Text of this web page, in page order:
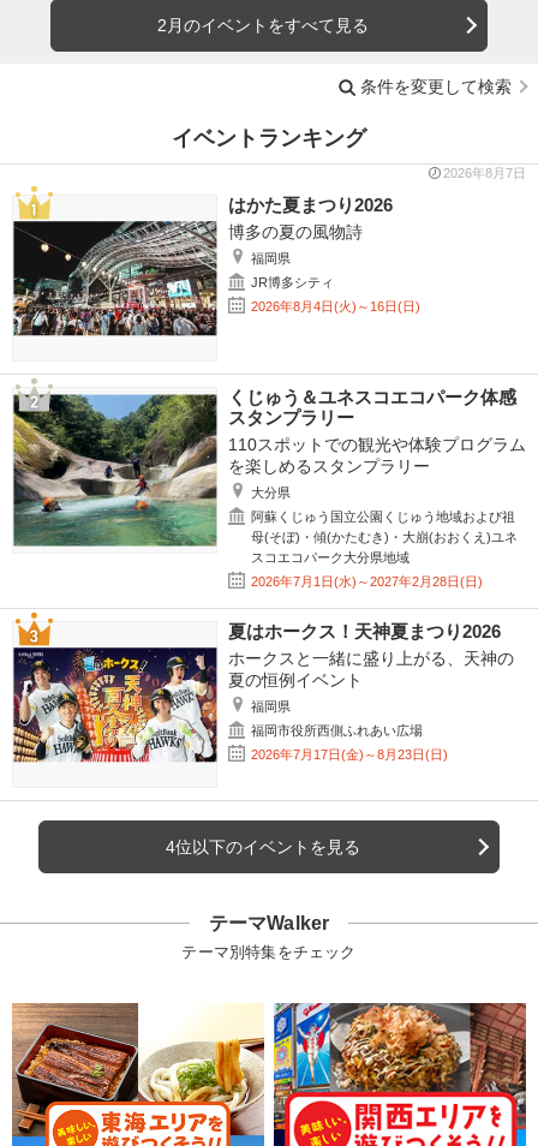
2月のイベントをすべて見る
条件を変更して検索
イベントランキング
2026年8月7日
はかた夏まつり2026
博多の夏の風物詩
福岡県
JR博多シティ
2026年8月4日(火)～16日(日)
くじゅう＆ユネスコエコパーク体感
スタンプラリー
110スポットでの観光や体験プログラム
を楽しめるスタンプラリー
大分県
阿蘇くじゅう国立公園くじゅう地域および祖
母(そぼ)・傾(かたむき)・大崩(おおくえ)ユネ
スコエコパーク大分県地域
2026年7月1日(水)～2027年2月28日(日)
夏はホークス！天神夏まつり2026
ホークスと一緒に盛り上がる、天神の
夏の恒例イベント
福岡県
福岡市役所西側ふれあい広場
2026年7月17日(金)～8月23日(日)
4位以下のイベントを見る
テーマWalker
テーマ別特集をチェック